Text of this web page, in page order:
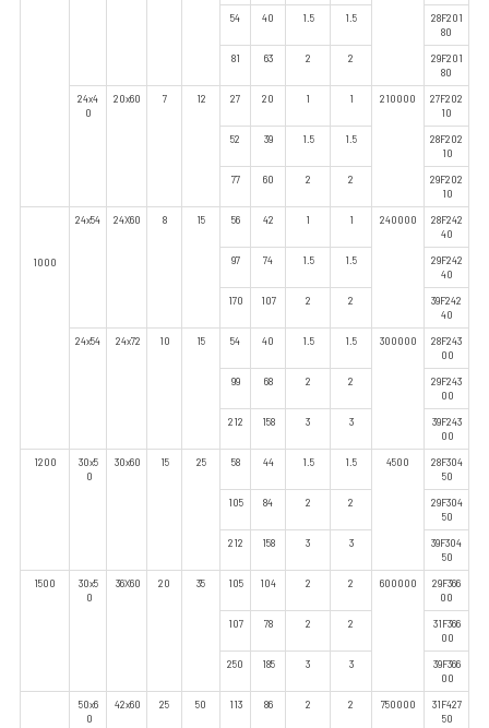
28F201
80
1.5
1.5
40
54
29F201
80
2
2
63
81
27F202
10
210000
1
1
20
27
12
7
20x60
24x4
0
28F202
10
1.5
1.5
39
52
29F202
10
2
2
60
77
28F242
40
240000
1
1
42
56
15
8
24X60
24x54
1000
29F242
40
1.5
1.5
74
97
39F242
40
2
2
107
170
28F243
00
300000
1.5
1.5
40
54
15
10
24x72
24x54
29F243
00
2
2
68
99
39F243
00
3
3
158
212
28F304
50
4500
1.5
1.5
44
58
25
15
30x60
30x5
0
1200
29F304
50
2
2
84
105
39F304
50
3
3
158
212
29F366
00
600000
2
2
104
105
35
20
36X60
30x5
0
1500
31F366
00
2
2
78
107
39F366
00
3
3
185
250
31F427
50
750000
2
2
86
113
50
25
42x60
50x6
0